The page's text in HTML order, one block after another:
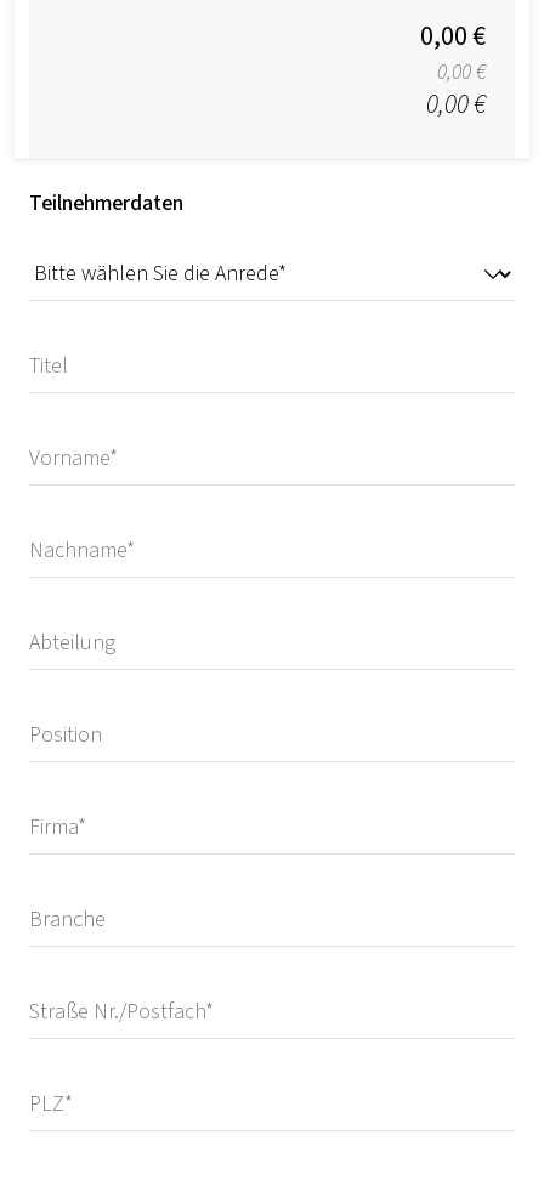
0,00 €
0,00 €
0,00 €
Teilnehmerdaten